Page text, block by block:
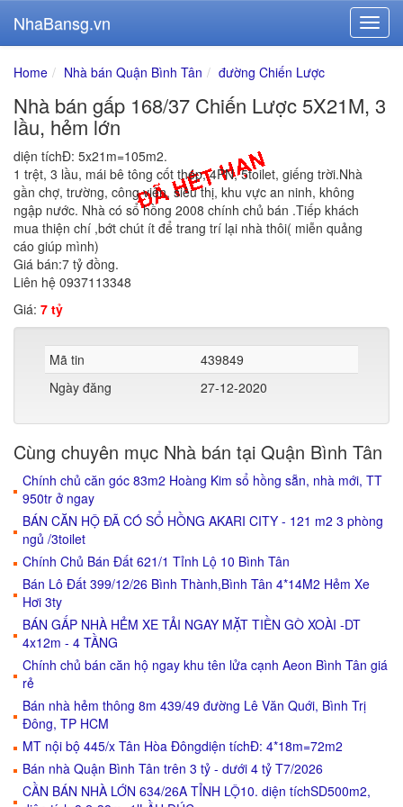
NhaBansg.vn
Home Nhà bán Quận Bình Tân đường Chiến Lược
Nhà bán gấp 168/37 Chiến Lược 5X21M, 3
lầu, hẻm lớn
diện tíchĐ: 5x21m=105m2.
1 trệt, 3 lầu, mái bê tông cốt thép, 4PN, 5toilet, giếng trời.Nhà
gần chợ, trường, công viên, siêu thị, khu vực an ninh, không
ngập nước. Nhà có sổ hồng 2008 chính chủ bán .Tiếp khách
mua thiện chí ,bớt chút ít để trang trí lại nhà thôi( miễn quảng
cáo giúp mình)
Giá bán:7 tỷ đồng.
Liên hệ 0937113348
Giá: 7 tỷ
Mã tin
439849
Ngày đăng
27-12-2020
Cùng chuyên mục Nhà bán tại Quận Bình Tân
Chính chủ căn góc 83m2 Hoàng Kim sổ hồng sẵn, nhà mới, TT
950tr ở ngay
BÁN CĂN HỘ ĐÃ CÓ SỔ HỒNG AKARI CITY - 121 m2 3 phòng
ngủ /3toilet
Chính Chủ Bán Đất 621/1 Tỉnh Lộ 10 Bình Tân
Bán Lô Đất 399/12/26 Bình Thành,Bình Tân 4*14M2 Hẻm Xe
Hơi 3ty
BÁN GẤP NHÀ HẺM XE TẢI NGAY MẶT TIỀN GÒ XOÀI -DT
4x12m - 4 TẦNG
Chính chủ bán căn hộ ngay khu tên lửa cạnh Aeon Bình Tân giá
rẻ
Bán nhà hẻm thông 8m 439/49 đường Lê Văn Quới, Bình Trị
Đông, TP HCM
MT nội bộ 445/x Tân Hòa Đôngdiện tíchĐ: 4*18m=72m2
Bán nhà Quận Bình Tân trên 3 tỷ - dưới 4 tỷ T7/2026
CẦN BÁN NHÀ LỚN 634/26A TỈNH LỘ10. diện tíchSD500m2,